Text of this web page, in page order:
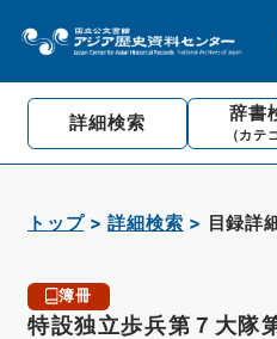
詳細検索 辞書
（カテ
トップ 詳細検索 目録詳
簿冊
特設独立歩兵第７大